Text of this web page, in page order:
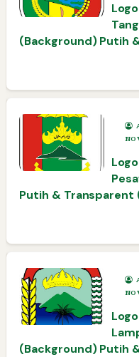
(Background) Putih
Putih & Transparent
(Background) Putih